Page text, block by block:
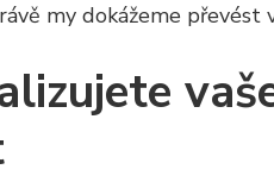
my dokážeme převést